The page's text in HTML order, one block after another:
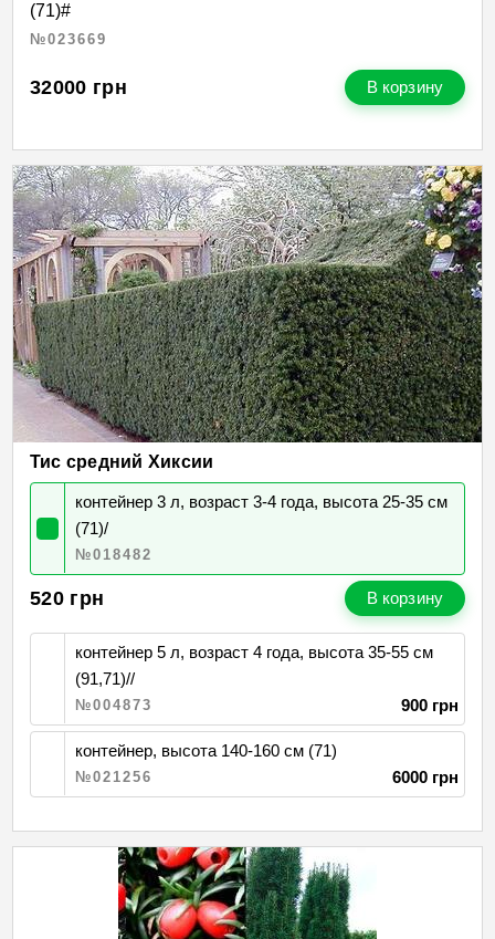
(71)#
№023669
32000 грн В корзину
Тис средний Хиксии
контейнер 3 л, возраст 3-4 года, высота 25-35 см
(71)/
№018482
520 грн В корзину
контейнер 5 л, возраст 4 года, высота 35-55 см
(91,71)//
№004873 900 грн
контейнер, высота 140-160 см (71)
№021256 6000 грн